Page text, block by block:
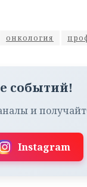
онкология
событий!
и
Instagram